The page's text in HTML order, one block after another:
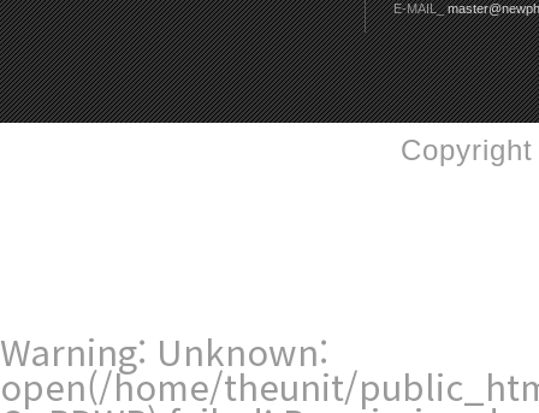
E-MAIL_
Warning: Unknown:
open(/home/theunit/